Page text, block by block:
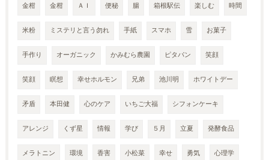
金柑 金柑 ＡＩ 便秘 腸 箱根駅伝 楽しむ 時間
米粉 ミステリと言う勿れ 手紙 スマホ 雪 お菓子
手作り オーガニック かみむら農園 ピタパン 笑顔
笑顔 瞑想 幸せホルモン 兄弟 池川明 ホワイトデー
矛盾 本田健 心のケア いちご大福 シフォンケーキ
アレンジ くず星 情報 学び ５月 立夏 発酵食品
メラトニン 環境 香害 小松菜 幸せ 勇気 心理学